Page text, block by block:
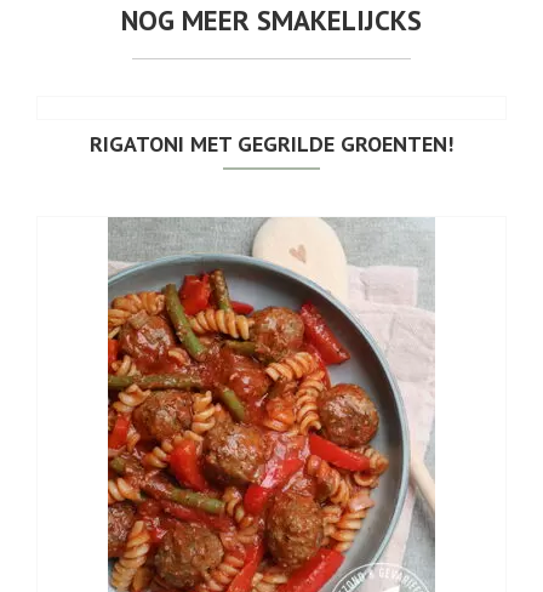
NOG MEER SMAKELIJCKS
RIGATONI MET GEGRILDE GROENTEN!